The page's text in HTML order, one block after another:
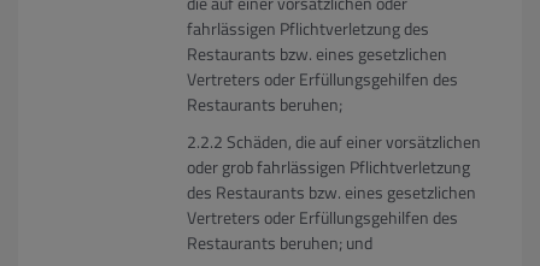
fahrlässigen Pflichtverletzung des
Restaurants bzw. eines gesetzlichen
Vertreters oder Erfüllungsgehilfen des
Restaurants beruhen;
Schäden, die auf einer vorsätzlichen
oder grob fahrlässigen Pflichtverletzung
des Restaurants bzw. eines gesetzlichen
Vertreters oder Erfüllungsgehilfen des
Restaurants beruhen; und